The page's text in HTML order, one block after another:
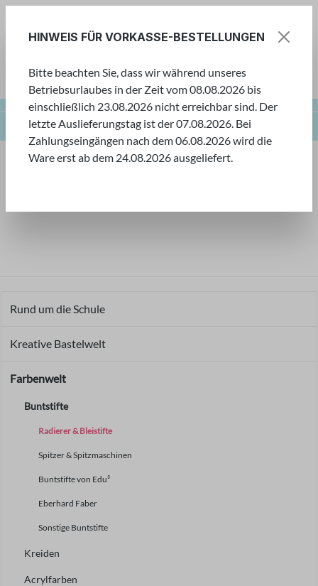
Farbenwelt Buntstifte Radierer & Bleistifte
Farbenwelt
finden Sie eine große Auswahl an verschiedensten
Rund um die Schule
Kreative Bastelwelt
Farbenwelt
Buntstifte
Radierer & Bleistifte
Spitzer & Spitzmaschinen
Buntstifte von Edu³
Eberhard Faber
Sonstige Buntstifte
Kreiden
Acrylfarben
HINWEIS FÜR VORKASSE-BESTELLUNGEN
Bitte beachten Sie, dass wir während unseres
Betriebsurlaubes in der Zeit vom 08.08.2026 bis
einschließlich 23.08.2026 nicht erreichbar sind. Der
letzte Auslieferungstag ist der 07.08.2026. Bei
Zahlungseingängen nach dem 06.08.2026 wird die
Ware erst ab dem 24.08.2026 ausgeliefert.